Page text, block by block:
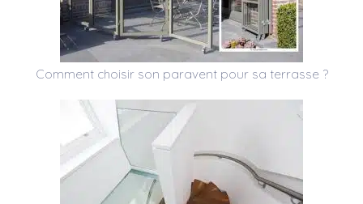
Comment choisir son paravent pour sa terrasse ?